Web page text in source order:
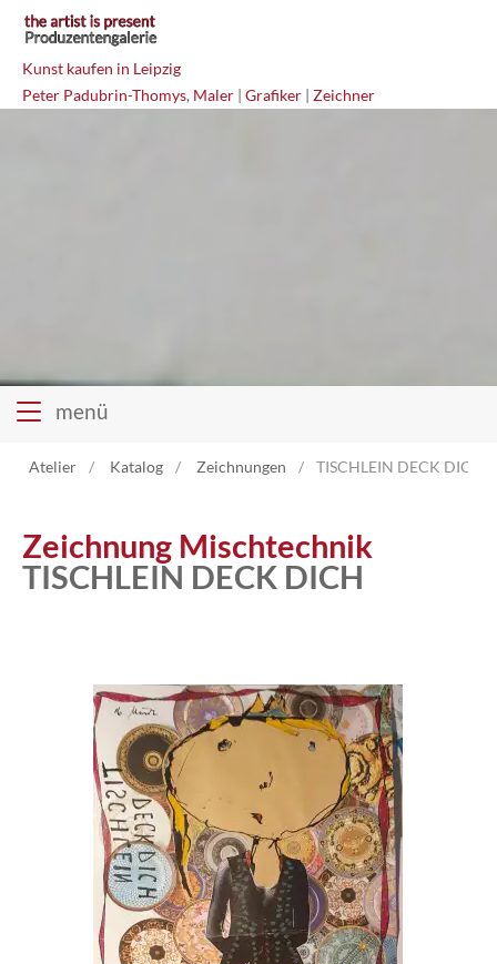
Kunst kaufen in Leipzig
Peter Padubrin-Thomys, Maler | Grafiker | Zeichner
menü
Atelier
Katalog
Atelier Katalog Zeichnungen TISCHLEIN DECK DICH
Zeichnung Mischtechnik
TISCHLEIN DECK DICH